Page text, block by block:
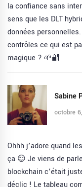
la confiance sans
sens que les DLT
données
contrôles ce qui est
magique ? 🌱🔐
Sabine
octobre
Ohhh j’adore quand
ça 😌 Je viens de
blockchain c’était